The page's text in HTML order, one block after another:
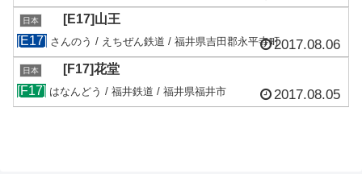
日本
[E17]山王
[E17] さんのう / えちぜん鉄道 / 福井県吉田郡永平寺町2017.08.06
日本
[F17]花堂
[F17] はなんどう / 福井鉄道 / 福井県福井市 2017.08.05